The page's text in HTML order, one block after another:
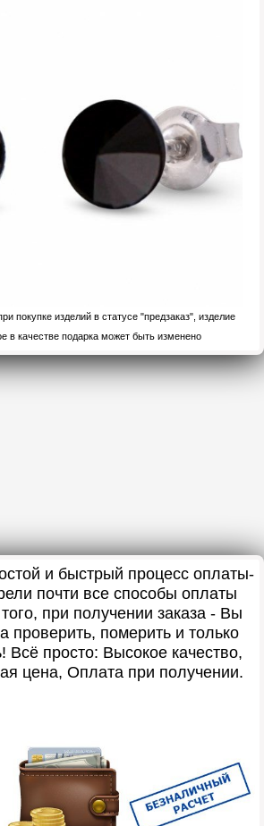
покупке изделий в статусе "предзаказ", изделие
в качестве подарка может быть изменено
и быстрый процесс оплаты-
почти все способы оплаты
при получении заказа - Вы
проверить, померить и только
Всё просто: Высокое качество,
цена, Оплата при получении.